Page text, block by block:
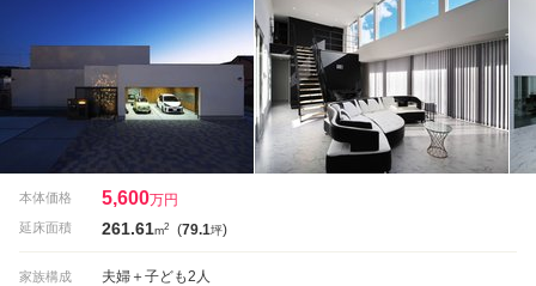
本体価格 5,600万円
延床面積 261.61m2 (79.1坪)
家族構成 夫婦＋子ども2人